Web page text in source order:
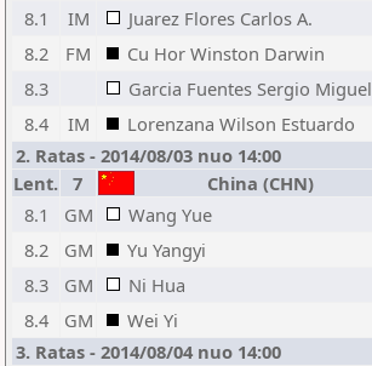
8.1
IM Juarez Flores Carlos A.
8.2
FM Cu Hor Winston Darwin
8.3
Garcia Fuentes Sergio Miguel
8.4
IM Lorenzana Wilson Estuardo
2. Ratas - 2014/08/03 nuo 14:00
Lent.
7 China (CHN)
8.1
GM Wang Yue
8.2
GM Yu Yangyi
8.3
GM Ni Hua
8.4
GM Wei Yi
3. Ratas - 2014/08/04 nuo 14:00